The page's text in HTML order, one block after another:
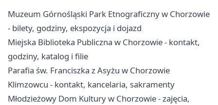
Muzeum Górnośląski Park Etnograficzny w Chorzowie
- bilety, godziny, ekspozycja i dojazd
Miejska Biblioteka Publiczna w Chorzowie - kontakt,
godziny, katalog i filie
Parafia św. Franciszka z Asyżu w Chorzowie
Klimzowcu - kontakt, kancelaria, sakramenty
Młodzieżowy Dom Kultury w Chorzowie - zajęcia,